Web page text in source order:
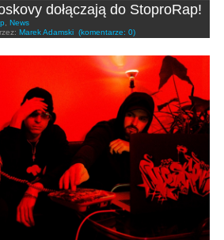
dołączają do StoproRap!
News
Marek Adamski (komentarze: 0)